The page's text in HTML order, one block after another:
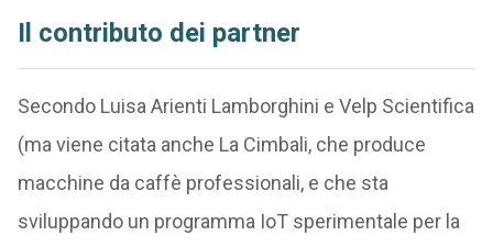
Il contributo dei partner
Secondo Luisa Arienti Lamborghini e Velp Scientifica
(ma viene citata anche La Cimbali, che produce
macchine da caffè professionali, e che sta
sviluppando un programma IoT sperimentale per la